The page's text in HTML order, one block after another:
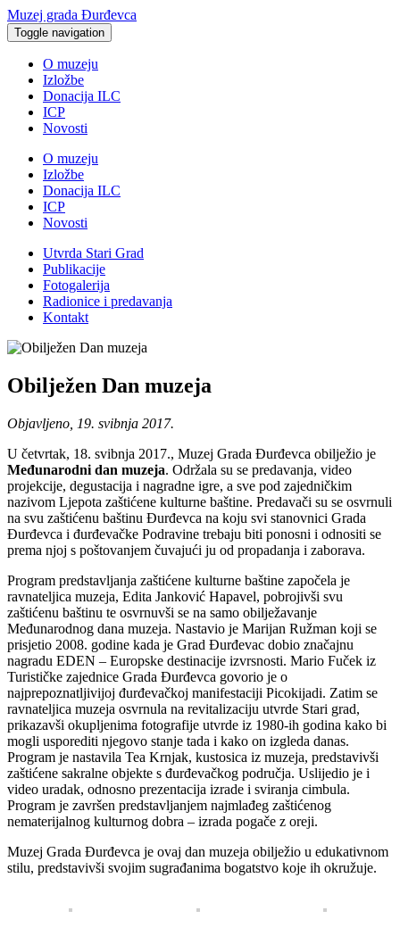
Muzej grada Đurđevca
Toggle navigation
O muzeju
Izložbe
Donacija ILC
ICP
Novosti
O muzeju
Izložbe
Donacija ILC
ICP
Novosti
Utvrda Stari Grad
Publikacije
Fotogalerija
Radionice i predavanja
Kontakt
Obilježen Dan muzeja
Objavljeno, 19. svibnja 2017.
U četvrtak, 18. svibnja 2017., Muzej Grada Đurđevca obilježio je
Međunarodni dan muzeja. Održala su se predavanja, video
projekcije, degustacija i nagradne igre, a sve pod zajedničkim
nazivom Ljepota zaštićene kulturne baštine. Predavači su se osvrnuli
na svu zaštićenu baštinu Đurđevca na koju svi stanovnici Grada
Đurđevca i đurđevačke Podravine trebaju biti ponosni i odnositi se
prema njoj s poštovanjem čuvajući ju od propadanja i zaborava.
Program predstavljanja zaštićene kulturne baštine započela je
ravnateljica muzeja, Edita Janković Hapavel, pobrojivši svu
zaštićenu baštinu te osvrnuvši se na samo obilježavanje
Međunarodnog dana muzeja. Nastavio je Marijan Ružman koji se
prisjetio 2008. godine kada je Grad Đurđevac dobio značajnu
nagradu EDEN – Europske destinacije izvrsnosti. Mario Fuček iz
Turističke zajednice Grada Đurđevca govorio je o
najprepoznatljivijoj đurđevačkoj manifestaciji Picokijadi. Zatim se
ravnateljica muzeja osvrnula na revitalizaciju utvrde Stari grad,
prikazavši okupljenima fotografije utvrde iz 1980-ih godina kako bi
mogli usporediti njegovo stanje tada i kako on izgleda danas.
Program je nastavila Tea Krnjak, kustosica iz muzeja, predstavivši
zaštićene sakralne objekte s đurđevačkog područja. Uslijedio je i
video uradak, odnosno prezentacija izrade i sviranja cimbula.
Program je završen predstavljanjem najmlađeg zaštićenog
nematerijalnog kulturnog dobra – izrada pogače z oreji.
Muzej Grada Đurđevca je ovaj dan muzeja obilježio u edukativnom
stilu, predstavivši svojim sugrađanima bogatstvo koje ih okružuje.